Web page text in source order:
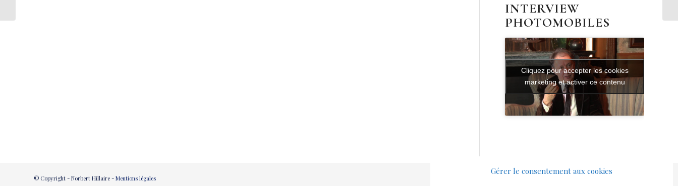
Gérer le consentement aux cookies
INTERVIEW
PHOTOMOBILES
Cliquez pour accepter les cookies
marketing et activer ce contenu
© Copyright - Norbert Hillaire - Mentions légales